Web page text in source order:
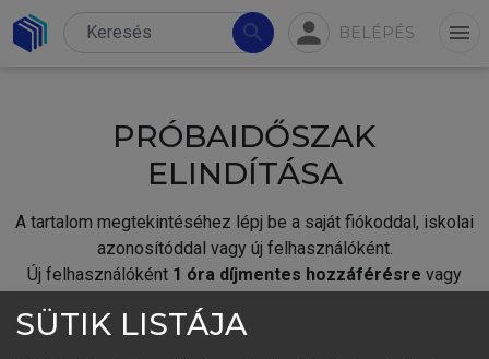
search person BELÉPÉS menu
PRÓBAIDŐSZAK
ELINDÍTÁSA
A tartalom megtekintéséhez lépj be a saját fiókoddal, iskolai
azonosítóddal vagy új felhasználóként.
Új felhasználóként 1 óra díjmentes hozzáférésre vagy
SÜTIK LISTÁJA